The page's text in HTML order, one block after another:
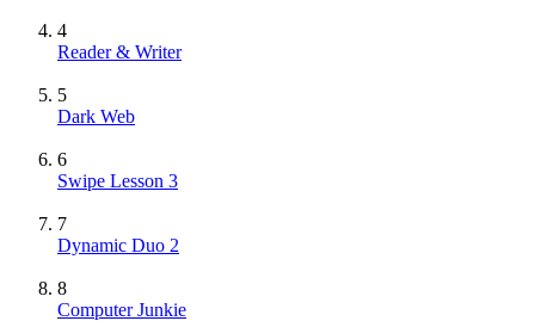
4
Reader & Writer
5
Dark Web
6
Swipe Lesson 3
7
Dynamic Duo 2
8
Computer Junkie